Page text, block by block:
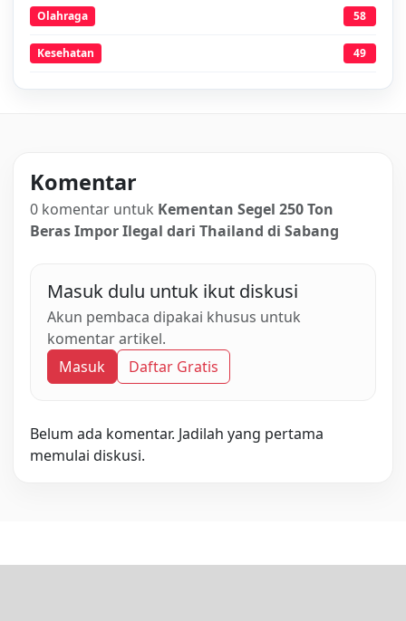
Olahraga 58
Kesehatan 49
Komentar
0 komentar untuk Kementan Segel 250 Ton
Beras Impor Ilegal dari Thailand di Sabang
Masuk dulu untuk ikut diskusi
Akun pembaca dipakai khusus untuk
komentar artikel.
Masuk
Daftar Gratis
Belum ada komentar. Jadilah yang pertama
memulai diskusi.